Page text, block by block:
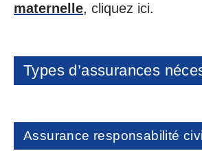
maternelle, cliquez ici.
Types d’assurances
Assurance responsabilité